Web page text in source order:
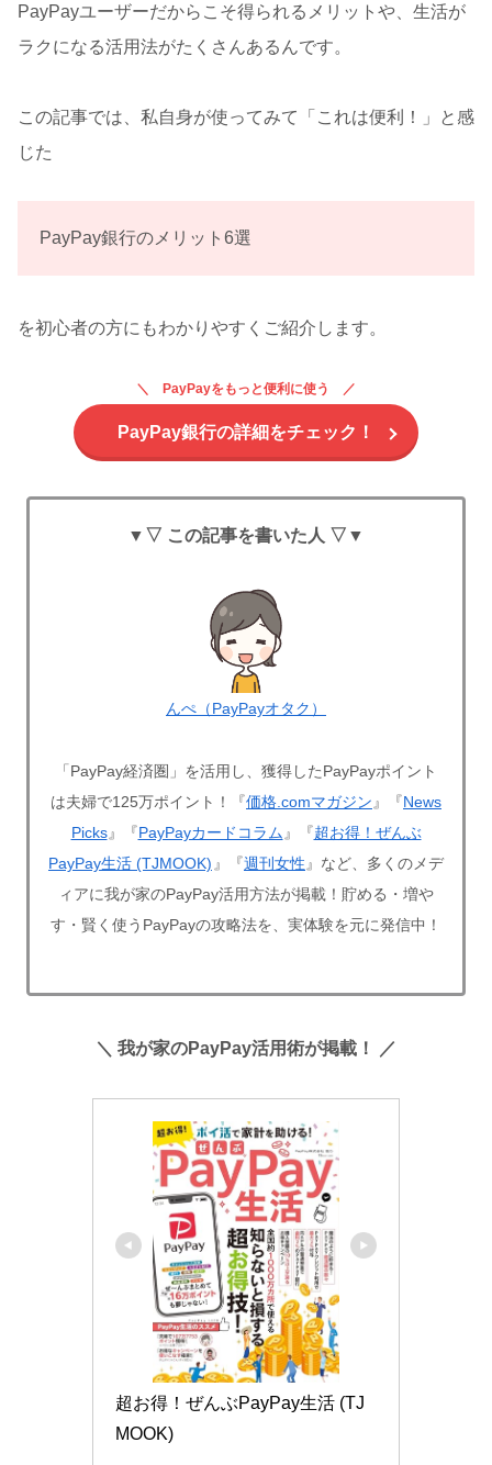
PayPayユーザーだからこそ得られるメリットや、生活が
ラクになる活用法がたくさんあるんです。
この記事では、私自身が使ってみて「これは便利！」と感
じた
PayPay銀行のメリット6選
を初心者の方にもわかりやすくご紹介します。
PayPayをもっと便利に使う
PayPay銀行の詳細をチェック！
▼▽ この記事を書いた人 ▽▼
んぺ（PayPayオタク）
「PayPay経済圏」を活用し、獲得したPayPayポイント
は夫婦で125万ポイント！『価格.comマガジン 』『News
Picks』『PayPayカードコラム 』『超お得！ぜんぶ
PayPay生活 (TJMOOK) 』『週刊女性 』など、多くのメデ
ィアに我が家のPayPay活用方法が掲載！貯める・増や
す・賢く使うPayPayの攻略法を、実体験を元に発信中！
＼ 我が家のPayPay活用術が掲載！ ／
超お得！ぜんぶPayPay生活 (TJ
MOOK)